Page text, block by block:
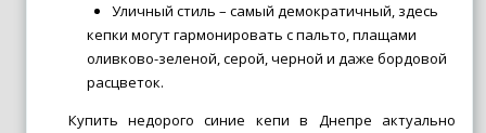
Уличный стиль – самый демократичный, здесь
кепки могут гармонировать с пальто, плащами
оливково-зеленой, серой, черной и даже бордовой
расцветок.
Купить недорого синие кепи в Днепре актуально